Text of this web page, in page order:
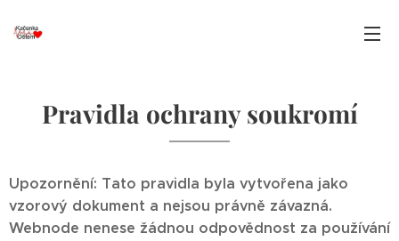
Pravidla ochrany soukromí
Upozornění: Tato pravidla byla vytvořena jako
vzorový dokument a nejsou právně závazná.
Webnode nenese žádnou odpovědnost za používání